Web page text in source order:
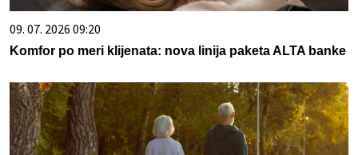
09. 07. 2026 09:20
Komfor po meri klijenata: nova linija paketa ALTA banke